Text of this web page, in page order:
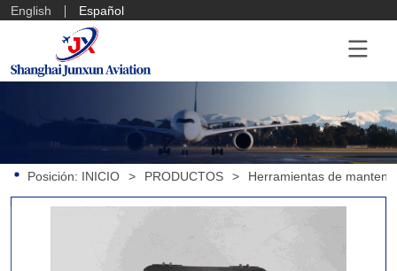
English Español
Posición: INICIO > PRODUCTOS > Herramientas de